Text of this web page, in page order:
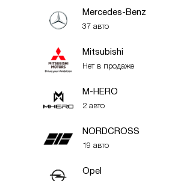
Mercedes-Benz
37 авто
Mitsubishi
Нет в продаже
M-HERO
2 авто
NORDCROSS
19 авто
Opel